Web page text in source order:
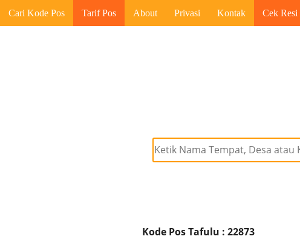
Cari Kode Pos Tarif Pos About Privasi Kontak Cek Resi
Kode Pos Tafulu : 22873